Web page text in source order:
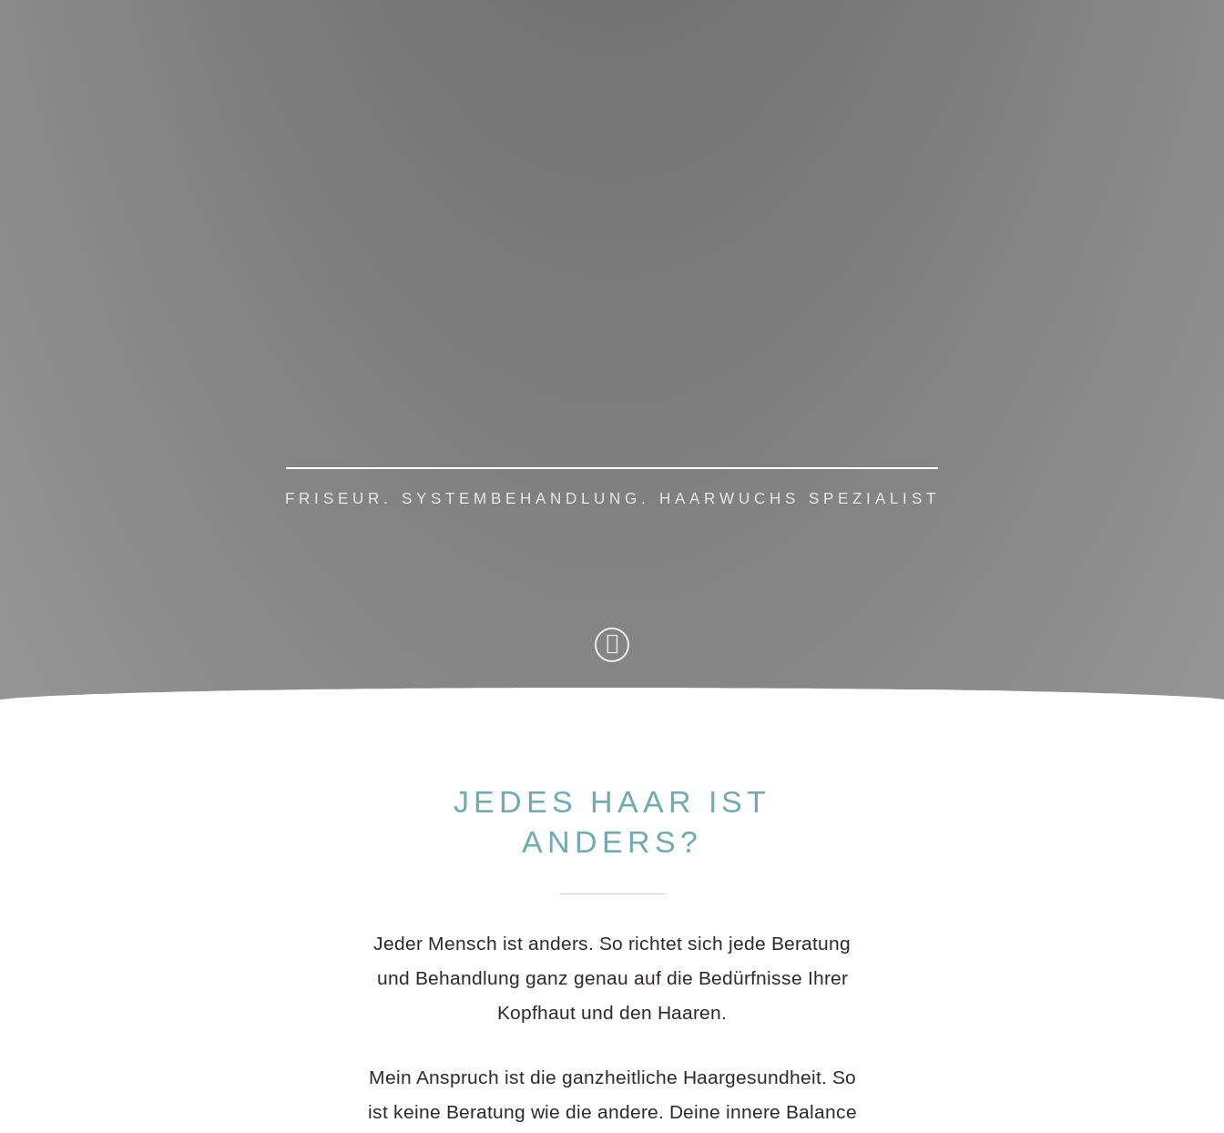
FRISEUR. SYSTEMBEHANDLUNG. HAARWUCHS SPEZIALIST
JEDES HAAR IST
ANDERS?
Jeder Mensch ist anders. So richtet sich jede Beratung
und Behandlung ganz genau auf die Bedürfnisse Ihrer
Kopfhaut und den Haaren.
Mein Anspruch ist die ganzheitliche Haargesundheit. So
ist keine Beratung wie die andere. Deine innere Balance